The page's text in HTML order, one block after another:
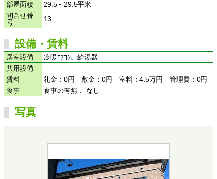
部屋面積
29.5～29.5平米
問合せ番
号
13
設備・賃料
居室設備
冷暖ｴｱｺﾝ、給湯器
共用設備
賃料
礼金：0円 敷金：0円 室料：4.5万円 管理費：0円
食事
食事の有無： なし
写真